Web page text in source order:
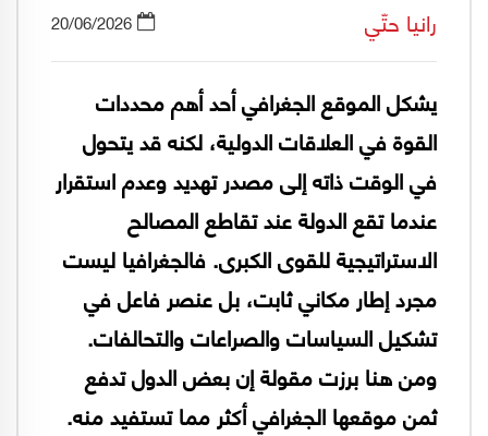
رانيا حتّي 20/06/2026
يشكل الموقع الجغرافي أحد أهم محددات
القوة في العلاقات الدولية، لكنه قد يتحول
في الوقت ذاته إلى مصدر تهديد وعدم استقرار
عندما تقع الدولة عند تقاطع المصالح
الاستراتيجية للقوى الكبرى. فالجغرافيا ليست
مجرد إطار مكاني ثابت، بل عنصر فاعل في
تشكيل السياسات والصراعات والتحالفات.
ومن هنا برزت مقولة إن بعض الدول تدفع
ثمن موقعها الجغرافي أكثر مما تستفيد منه.